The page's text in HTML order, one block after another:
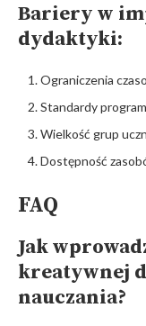
Bariery w
dydaktyki:
Ograniczenia
Standardy
Wielkość grup
Dostępność
FAQ
Jak
kreatywnej
nauczania?